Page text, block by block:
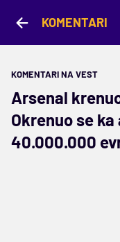
KOMENTARI
KOMENTARI NA VEST
Arsenal
Okrenuo se
40.000.000